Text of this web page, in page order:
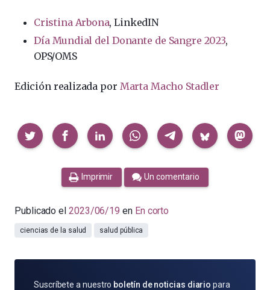
Cristina Arbona, LinkedIN
Día Mundial del Donante de Sangre 2023,
OPS/OMS
Edición realizada por Marta Macho Stadler
Compartir
Imprimir Un comentario
Publicado el 2023/06/19 en En corto
ciencias de la salud salud pública
SUSCRÍBETE
Suscríbete a nuestro boletín de noticias diario para